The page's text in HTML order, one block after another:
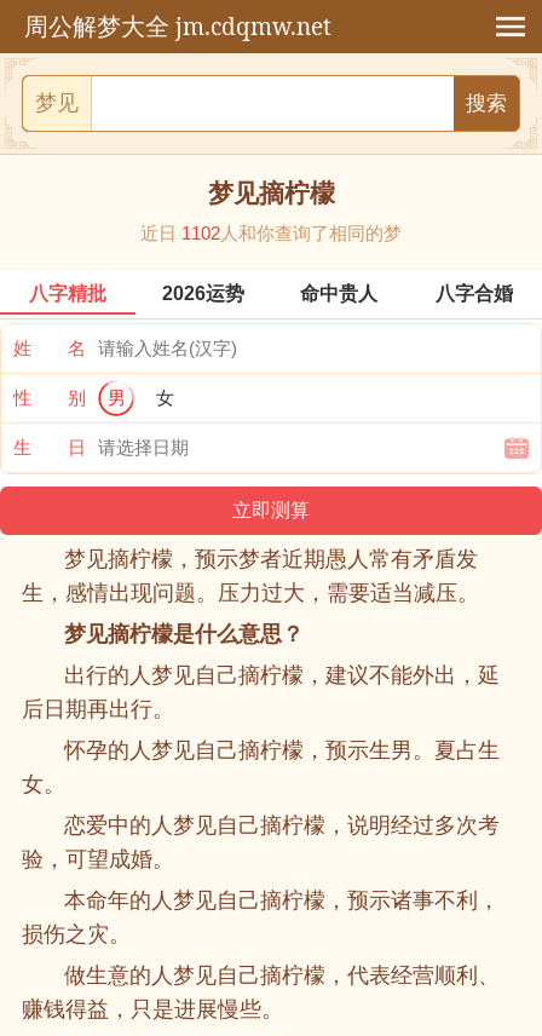
周公解梦大全 jm.cdqmw.net
梦见
梦见摘柠檬
近日 1102人和你查询了相同的梦
八字精批 2026运势 命中贵人 八字合婚
姓 名
性 别 男 女
生 日
梦见摘柠檬，预示梦者近期愚人常有矛盾发
生，感情出现问题。压力过大，需要适当减压。
梦见摘柠檬是什么意思？
出行的人梦见自己摘柠檬，建议不能外出，延
后日期再出行。
怀孕的人梦见自己摘柠檬，预示生男。夏占生
女。
恋爱中的人梦见自己摘柠檬，说明经过多次考
验，可望成婚。
本命年的人梦见自己摘柠檬，预示诸事不利，
损伤之灾。
做生意的人梦见自己摘柠檬，代表经营顺利、
赚钱得益，只是进展慢些。